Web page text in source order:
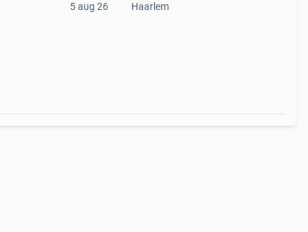
5 aug 26 Haarlem